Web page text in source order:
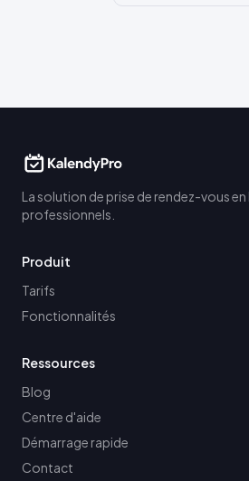
La solution de prise de rendez-vous en
professionnels.
Produit
Tarifs
Fonctionnalités
Ressources
Blog
Centre d'aide
Démarrage rapide
Contact